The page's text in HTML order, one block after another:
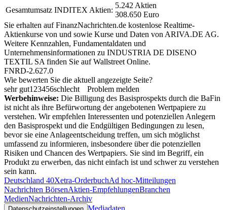
Gesamtumsatz INDITEX Aktien:
5.242 Aktien
308.650 Euro
Sie erhalten auf FinanzNachrichten.de kostenlose Realtime-
Aktienkurse von und sowie Kurse und Daten von ARIVA.DE AG.
Weitere Kennzahlen, Fundamentaldaten und
Unternehmensinformationen zu INDUSTRIA DE DISENO
TEXTIL SA finden Sie aufWallstreet Online.
FNRD-2.627.0
Wie bewerten Sie die aktuell angezeigte Seite?
sehr gut1 23456schlecht
Problem melden
Werbehinweise: Die Billigung des Basisprospekts durch die BaFin
ist nicht als ihre Befürwortung der angebotenen Wertpapiere zu
verstehen. Wir empfehlen Interessenten und potenziellen Anlegern
den Basisprospekt und die Endgültigen Bedingungen zu lesen,
bevor sie eine Anlageentscheidung treffen, um sich möglichst
umfassend zu informieren, insbesondere über die potenziellen
Risiken und Chancen des Wertpapiers. Sie sind im Begriff, ein
Produkt zu erwerben, das nicht einfach ist und schwer zu verstehen
sein kann.
Deutschland 40Xetra-OrderbuchAd hoc-Mitteilungen
Nachrichten BörsenAktien-EmpfehlungenBranchen
MedienNachrichten-Archiv
Mediadaten